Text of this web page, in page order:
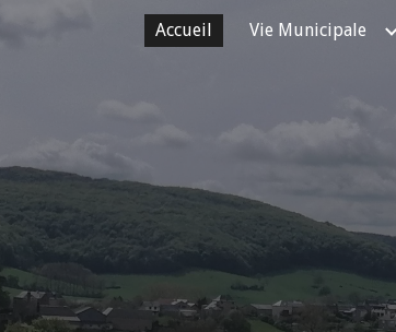
Skip to navigation
Accueil Vie Municipale